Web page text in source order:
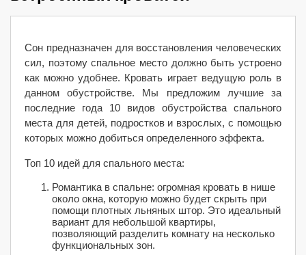
Сон предназначен для восстановления человеческих
сил, поэтому спальное место должно быть устроено
как можно удобнее. Кровать играет ведущую роль в
данном обустройстве. Мы предложим лучшие за
последние года 10 видов обустройства спального
места для детей, подростков и взрослых, с помощью
которых можно добиться определенного эффекта.
Топ 10 идей для спального места:
Романтика в спальне: огромная кровать в нише
около окна, которую можно будет скрыть при
помощи плотных льняных штор. Это идеальный
вариант для небольшой квартиры,
позволяющий разделить комнату на несколько
функциональных зон.